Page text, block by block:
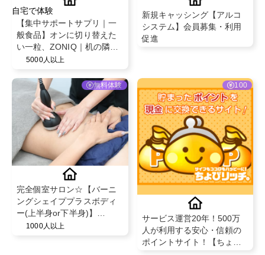
自宅で体験
【集中サポートサプリ｜一
般食品】オンに切り替えた
い一粒、ZONIQ｜机の隣の
戦友レビュー募集
5000人以上
新規キャッシング【アルコ
システム】会員募集・利用
促進
無料体験
完全個室サロン☆【バーニ
ングシェイププラスボディ
ー(上半身or下半身)】
@un_pas_lis
1000人以上
100
サービス運営20年！500万
人が利用する安心・信頼の
ポイントサイト！【ちょび